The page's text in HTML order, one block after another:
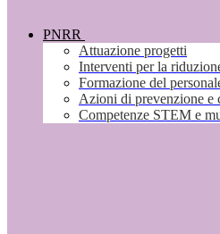
PNRR
Attuazione progetti
Interventi per la
Formazione del
Azioni di prevenzione e
Competenze STEM e